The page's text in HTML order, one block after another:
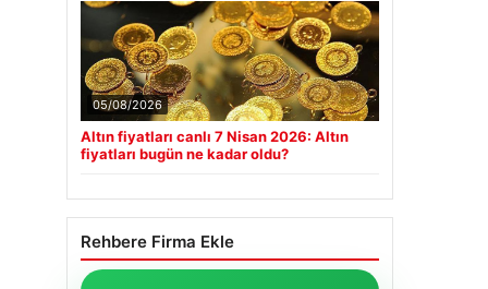
05/08/2026
Altın fiyatları canlı 7 Nisan 2026: Altın
fiyatları bugün ne kadar oldu?
Rehbere Firma Ekle